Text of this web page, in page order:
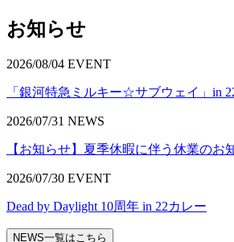
お知らせ
2026/08/04 EVENT
「銀河特急ミルキー☆サブウェイ」in
2026/07/31 NEWS
【お知らせ】夏季休暇に伴う休業のお
2026/07/30 EVENT
Dead by Daylight 10周年 in 22カレー
NEWS一覧はこちら